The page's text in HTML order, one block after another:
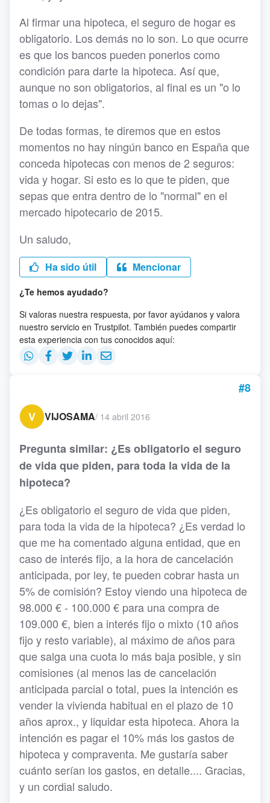
Al firmar una hipoteca, el seguro de hogar es
obligatorio. Los demás no lo son. Lo que ocurre
es que los bancos pueden ponerlos como
condición para darte la hipoteca. Así que,
aunque no son obligatorios, al final es un "o lo
tomas o lo dejas".
De todas formas, te diremos que en estos
momentos no hay ningún banco en España que
conceda hipotecas con menos de 2 seguros:
vida y hogar. Si esto es lo que te piden, que
sepas que entra dentro de lo "normal" en el
mercado hipotecario de 2015.
Un saludo,
Ha sido útil Mencionar
¿Te hemos ayudado?
Si valoras nuestra respuesta, por favor ayúdanos y valora
nuestro servicio en Trustpilot. También puedes compartir
esta experiencia con tus conocidos aquí:
#8
V
VIJOSAMA/ 14 abril 2016
Pregunta similar: ¿Es obligatorio el seguro
de vida que piden, para toda la vida de la
hipoteca?
¿Es obligatorio el seguro de vida que piden,
para toda la vida de la hipoteca? ¿Es verdad lo
que me ha comentado alguna entidad, que en
caso de interés fijo, a la hora de cancelación
anticipada, por ley, te pueden cobrar hasta un
5% de comisión? Estoy viendo una hipoteca de
98.000 € - 100.000 € para una compra de
109.000 €, bien a interés fijo o mixto (10 años
fijo y resto variable), al máximo de años para
que salga una cuota lo más baja posible, y sin
comisiones (al menos las de cancelación
anticipada parcial o total, pues la intención es
vender la vivienda habitual en el plazo de 10
años aprox., y liquidar esta hipoteca. Ahora la
intención es pagar el 10% más los gastos de
hipoteca y compraventa. Me gustaría saber
cuánto serían los gastos, en detalle.... Gracias,
y un cordial saludo.